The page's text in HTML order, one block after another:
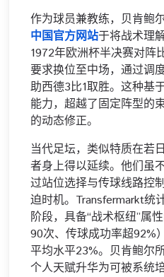
作为球员兼教练，贝肯鲍
中国官方网站于将战术理
1972年欧洲杯半决赛对阵
要求换位至中场，通过调
助西德3比1取胜。这种基
能力，超越了固定阵型的
的动态修正。
当代足坛，类似特质在若
者身上得以延续。他们虽
过站位选择与传球线路控
迫时机。Transfermarkt统
阶段，具备“战术枢纽”属
90次、传球成功率超92%
平均水平23%。贝肯鲍尔
个人天赋升华为可被系统